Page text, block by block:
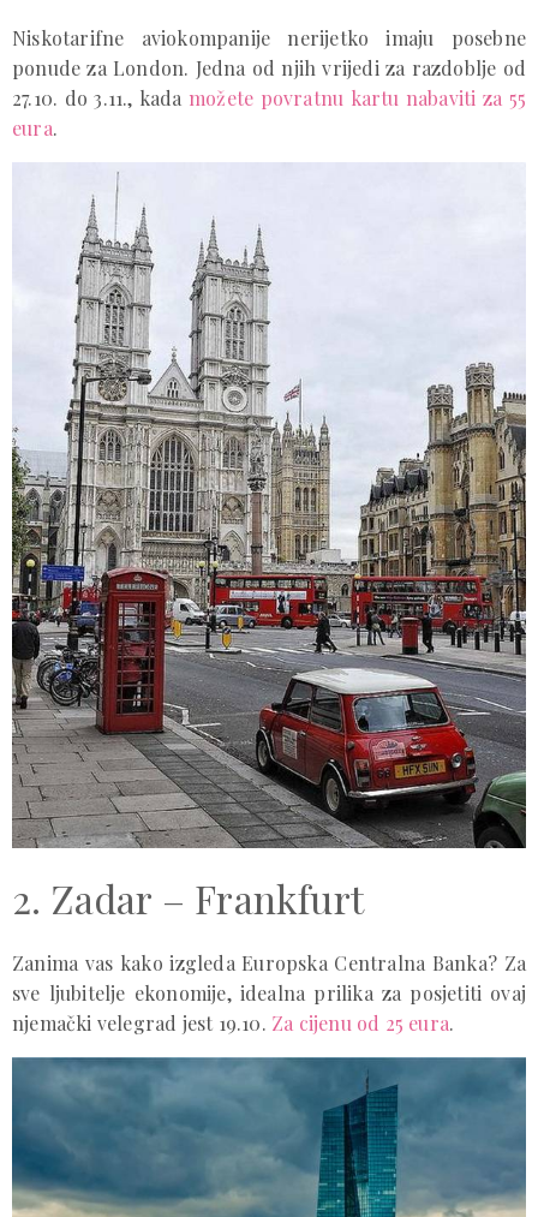
Niskotarifne aviokompanije nerijetko imaju posebne
ponude za London. Jedna od njih vrijedi za razdoblje od
27.10. do 3.11., kada možete povratnu kartu nabaviti za 55
eura.
2. Zadar – Frankfurt
Zanima vas kako izgleda Europska Centralna Banka? Za
sve ljubitelje ekonomije, idealna prilika za posjetiti ovaj
njemački velegrad jest 19.10. Za cijenu od 25 eura.